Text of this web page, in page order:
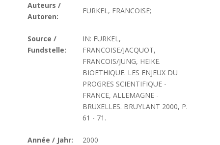
Auteurs /
Autoren:
FURKEL, FRANCOISE;
Source /
Fundstelle:
IN: FURKEL,
FRANCOISE/JACQUOT,
FRANCOIS/JUNG, HEIKE.
BIOETHIQUE. LES ENJEUX DU
PROGRES SCIENTIFIQUE -
FRANCE, ALLEMAGNE -
BRUXELLES. BRUYLANT 2000, P.
61 - 71.
Année / Jahr: 2000